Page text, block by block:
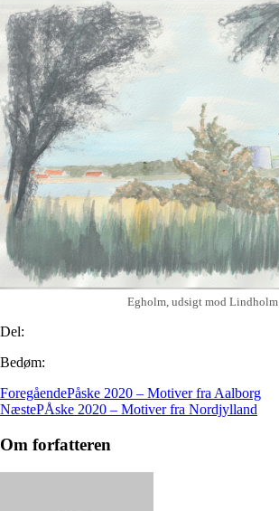
Egholm, udsigt mod Lindholm
Del:
Bedøm:
ForegåendePåske 2020 – Motiver fra Aalborg
NæstePÅske 2020 – Motiver fra Nordjylland
Om forfatteren